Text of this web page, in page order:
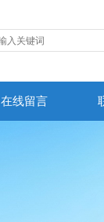
在线留言